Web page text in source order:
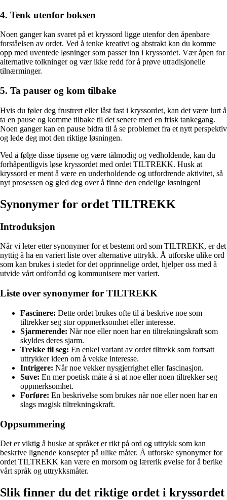
4. Tenk utenfor boksen
Noen ganger kan svaret på et kryssord ligge utenfor den åpenbare
forståelsen av ordet. Ved å tenke kreativt og abstrakt kan du komme
opp med uventede løsninger som passer inn i kryssordet. Vær åpen for
alternative tolkninger og vær ikke redd for å prøve utradisjonelle
tilnærminger.
5. Ta pauser og kom tilbake
Hvis du føler deg frustrert eller låst fast i kryssordet, kan det være lurt å
ta en pause og komme tilbake til det senere med en frisk tankegang.
Noen ganger kan en pause bidra til å se problemet fra et nytt perspektiv
og lede deg mot den riktige løsningen.
Ved å følge disse tipsene og være tålmodig og vedholdende, kan du
forhåpentligvis løse kryssordet med ordet TILTREKK. Husk at
kryssord er ment å være en underholdende og utfordrende aktivitet, så
nyt prosessen og gled deg over å finne den endelige løsningen!
Synonymer for ordet TILTREKK
Introduksjon
Når vi leter etter synonymer for et bestemt ord som TILTREKK, er det
nyttig å ha en variert liste over alternative uttrykk. Å utforske ulike ord
som kan brukes i stedet for det opprinnelige ordet, hjelper oss med å
utvide vårt ordforråd og kommunisere mer variert.
Liste over synonymer for TILTREKK
Fascinere: Dette ordet brukes ofte til å beskrive noe som
tiltrekker seg stor oppmerksomhet eller interesse.
Sjarmerende: Når noe eller noen har en tiltrekningskraft som
skyldes deres sjarm.
Trekke til seg: En enkel variant av ordet tiltrekk som fortsatt
uttrykker ideen om å vekke interesse.
Intrigere: Når noe vekker nysgjerrighet eller fascinasjon.
Suve: En mer poetisk måte å si at noe eller noen tiltrekker seg
oppmerksomhet.
Forføre: En beskrivelse som brukes når noe eller noen har en
slags magisk tiltrekningskraft.
Oppsummering
Det er viktig å huske at språket er rikt på ord og uttrykk som kan
beskrive lignende konsepter på ulike måter. Å utforske synonymer for
ordet TILTREKK kan være en morsom og lærerik øvelse for å berike
vårt språk og uttrykksmåter.
Slik finner du det riktige ordet i kryssordet